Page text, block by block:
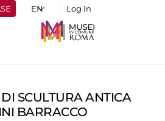
Log In
SCULTURA ANTICA
BARRACCO